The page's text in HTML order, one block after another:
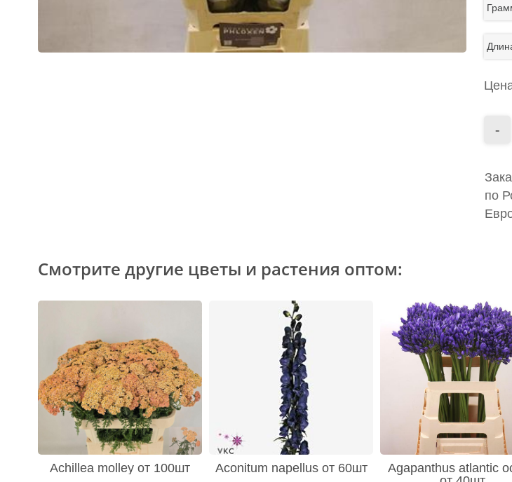
по
Смотрите другие цветы и растения оптом:
Achillea molley от 100шт Aconitum napellus от 60шт
Agapanthus atlantic